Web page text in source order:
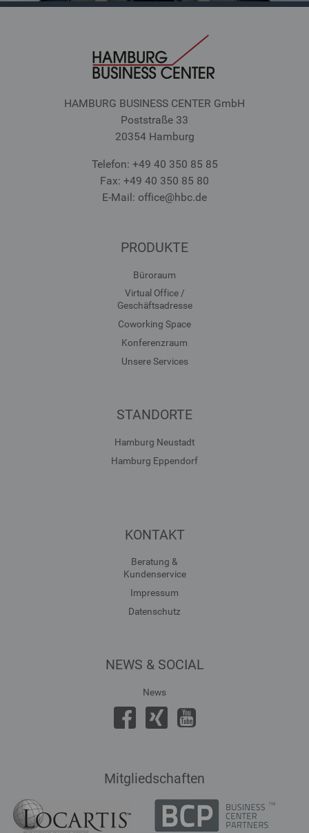
HAMBURG BUSINESS CENTER GmbH
Poststraße 33
20354 Hamburg
Telefon: +49 40 350 85 85
Fax: +49 40 350 85 80
E-Mail: office@hbc.de
PRODUKTE
Büroraum
Virtual Office /
Geschäftsadresse
Coworking Space
Konferenzraum
Unsere Services
STANDORTE
Hamburg Neustadt
Hamburg Eppendorf
KONTAKT
Beratung &
Kundenservice
Impressum
Datenschutz
NEWS & SOCIAL
News
Mitgliedschaften